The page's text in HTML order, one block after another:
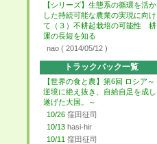
【シリーズ】生態系の循環を活か
した持続可能な農業の実現に向け
て（３）不耕起栽培の可能性 耕
運の長短を知る
nao ( 2014/05/12 )
トラックバック一覧
【世界の食と農】第6回 ロシア～
逆境に絶え抜き、自給自足を成し
遂げた大国。～
10/26 窪田征司
10/13 hasi-hir
10/11 窪田征司